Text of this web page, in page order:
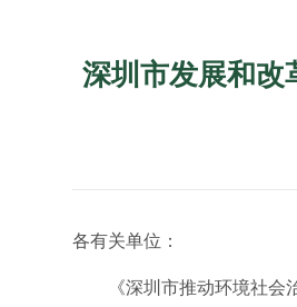
深圳市发展和改
各有关单位：
《深圳市推动环境社会治